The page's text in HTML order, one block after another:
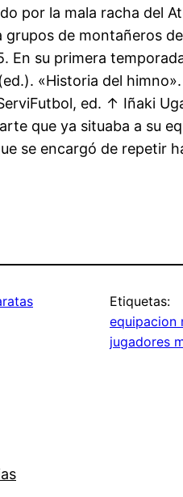
por la mala racha del
de montañeros
En su primera
«Historia del
ed. ↑ Iñaki
que ya situaba a su
se encargó de repetir
Etiquetas:
equipacion
jugadores